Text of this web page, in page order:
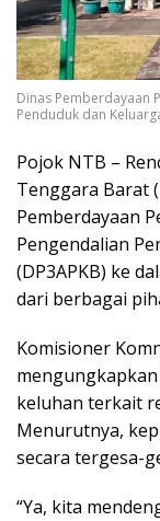
Dinas Pemberdayaan
Penduduk dan
Pojok NTB –
Tenggara Barat
Pemberdayaan
Pengendalian
(DP3APKB) ke
dari berbagai
Komisioner
keluhan terkait
Menurutnya,
secara tergesa-
“Ya, kita